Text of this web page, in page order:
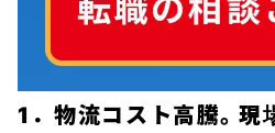
1．物流コスト高騰。現